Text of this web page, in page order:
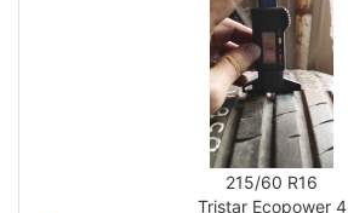
215/60 R16
Tristar Ecopower 4